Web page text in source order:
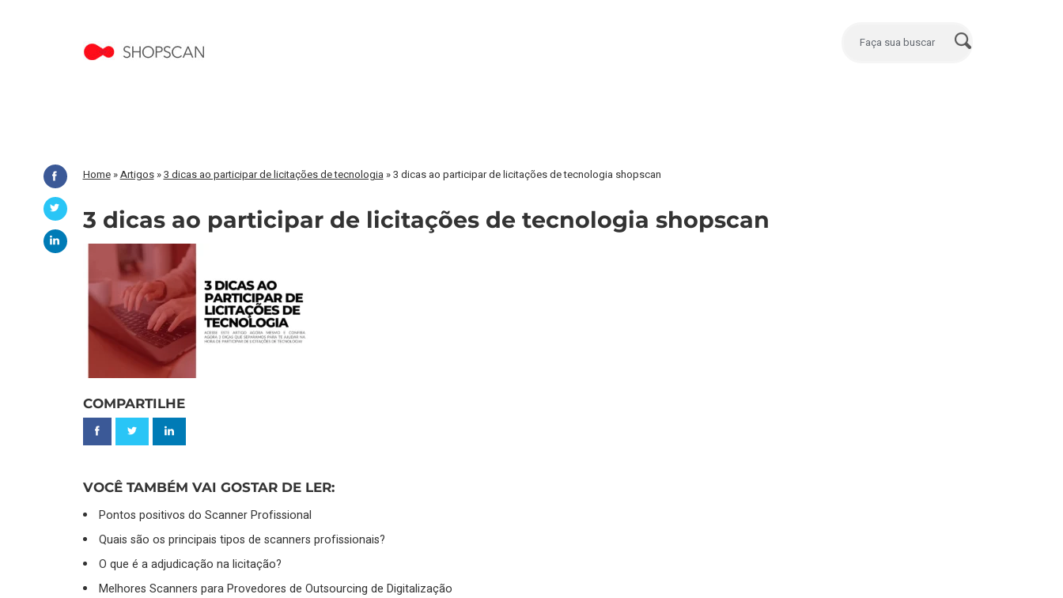
Home»Artigos»3 dicas ao participar de licitações de tecnologia»3 dicas ao participar de licitações de tecnologia shopscan
3 dicas ao participar de licitações de tecnologia shopscan
COMPARTILHE
VOCÊ TAMBÉM VAI GOSTAR DE LER:
Pontos positivos do Scanner Profissional
Quais são os principais tipos de scanners profissionais?
O que é a adjudicação na licitação?
Melhores Scanners para Provedores de Outsourcing de Digitalização